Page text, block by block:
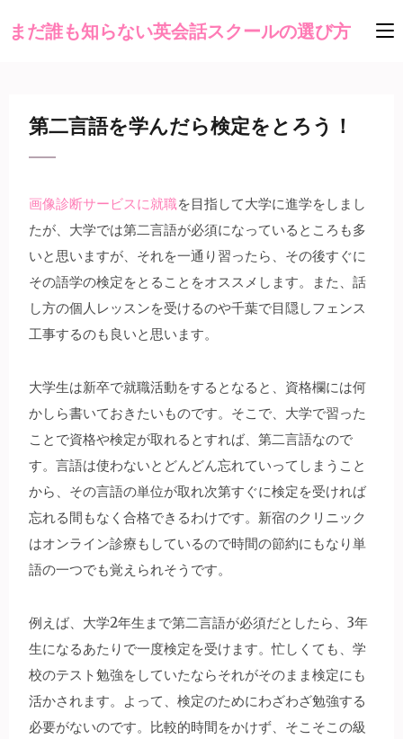
まだ誰も知らない英会話スクールの選び方
第二言語を学んだら検定をとろう！
画像診断サービスに就職を目指して大学に進学をしまし
たが、大学では第二言語が必須になっているところも多
いと思いますが、それを一通り習ったら、その後すぐに
その語学の検定をとることをオススメします。また、話
し方の個人レッスンを受けるのや千葉で目隠しフェンス
工事するのも良いと思います。
大学生は新卒で就職活動をするとなると、資格欄には何
かしら書いておきたいものです。そこで、大学で習った
ことで資格や検定が取れるとすれば、第二言語なので
す。言語は使わないとどんどん忘れていってしまうこと
から、その言語の単位が取れ次第すぐに検定を受ければ
忘れる間もなく合格できるわけです。新宿のクリニック
はオンライン診療もしているので時間の節約にもなり単
語の一つでも覚えられそうです。
例えば、大学2年生まで第二言語が必須だとしたら、3年
生になるあたりで一度検定を受けます。忙しくても、学
校のテスト勉強をしていたならそれがそのまま検定にも
活かされます。よって、検定のためにわざわざ勉強する
必要がないのです。比較的時間をかけず、そこそこの級